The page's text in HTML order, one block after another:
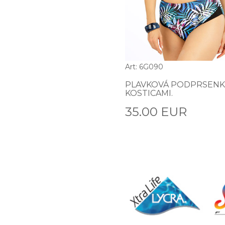
Art: 6G090
PLAVKOVÁ
KOSTICAMI.
35.00 EUR